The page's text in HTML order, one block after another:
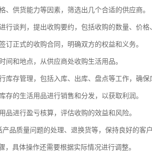
、供货能力等因素，筛选出几个合适的供应商。
行谈判，提出收购要约，包括收购的数量、价
订正式的收购合同，明确双方的权益和义务。
间和地点，从供应商处收购生活用品。
库存管理，包括入库、出库、盘点等工作，确
存的生活用品进行销售和分发，以获取利润。
品进行盈亏核算，评估收购的效益和风险。
品质量问题的处理、退换货等，保持良好的客
，具体操作还需要根据实际情况进行调整。